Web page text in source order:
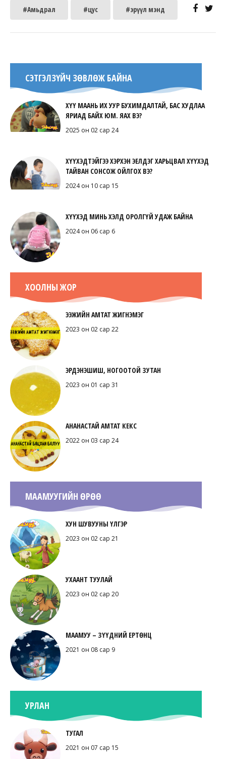
#Амьдрал #цус #эрүүл мэнд
СЭТГЭЛЗҮЙЧ ЗӨВЛӨЖ БАЙНА
ХҮҮ МААНЬ ИХ УУР БУХИМДАЛТАЙ, БАС ХУДЛАА
ЯРИАД БАЙХ ЮМ. ЯАХ ВЭ?
2025 он 02 сар 24
ХҮҮХЭДТЭЙГЭЭ ХЭРХЭН ЭЕЛДЭГ ХАРЬЦВАЛ ХҮҮХЭД
ТАЙВАН СОНСОЖ ОЙЛГОХ ВЭ?
2024 он 10 сар 15
ХҮҮХЭД МИНЬ ХЭЛД ОРОЛГҮЙ УДАЖ БАЙНА
2024 он 06 сар 6
ХООЛНЫ ЖОР
ЭЭЖИЙН АМТАТ ЖИГНЭМЭГ
2023 он 02 сар 22
ЭРДЭНЭШИШ, НОГООТОЙ ЗУТАН
2023 он 01 сар 31
АНАНАСТАЙ АМТАТ КЕКС
2022 он 03 сар 24
МААМУУГИЙН ӨРӨӨ
ХУН ШУВУУНЫ ҮЛГЭР
2023 он 02 сар 21
УХААНТ ТУУЛАЙ
2023 он 02 сар 20
МААМУУ – ЗҮҮДНИЙ ЕРТӨНЦ
2021 он 08 сар 9
УРЛАН
ТУГАЛ
2021 он 07 сар 15